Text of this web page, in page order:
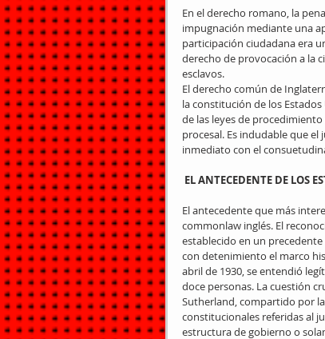
En el derecho romano, la
impugnación mediante una
participación ciudadana era
derecho de provocación a la
esclavos.
El derecho común de
la constitución de los
de las leyes de
procesal. Es indudable que
inmediato con el
EL ANTECEDENTE DE LOS
El antecedente que más
commonlaw inglés. El
establecido en un
con detenimiento el marco
abril de 1930, se entendió
doce personas. La cuestión
Sutherland, compartido por
constitucionales referidas al
estructura de gobierno o